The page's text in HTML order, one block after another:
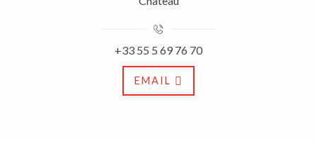
+33 55 5 69 76 70
EMAIL